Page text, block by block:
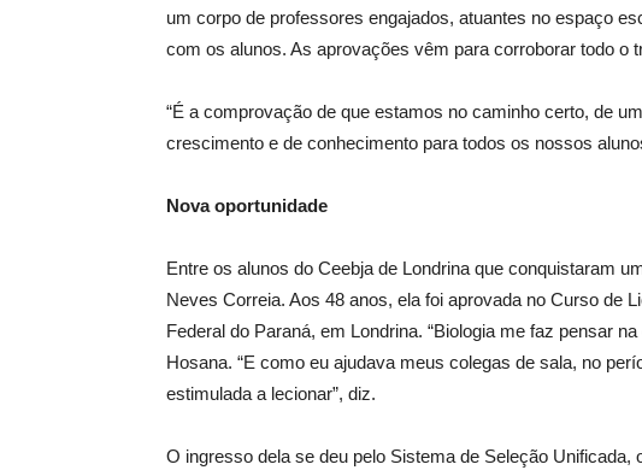
um corpo de professores engajados, atuantes no espaço
com os alunos. As aprovações vêm para corroborar todo o
“É a comprovação de que estamos no caminho certo, de
crescimento e de conhecimento para todos os nossos
Nova oportunidade
Entre os alunos do Ceebja de Londrina que conquistaram
Neves Correia. Aos 48 anos, ela foi aprovada no Curso de
Federal do Paraná, em Londrina. “Biologia me faz pensar
Hosana. “E como eu ajudava meus colegas de sala, no
estimulada a lecionar”, diz.
O ingresso dela se deu pelo Sistema de Seleção Unificada,